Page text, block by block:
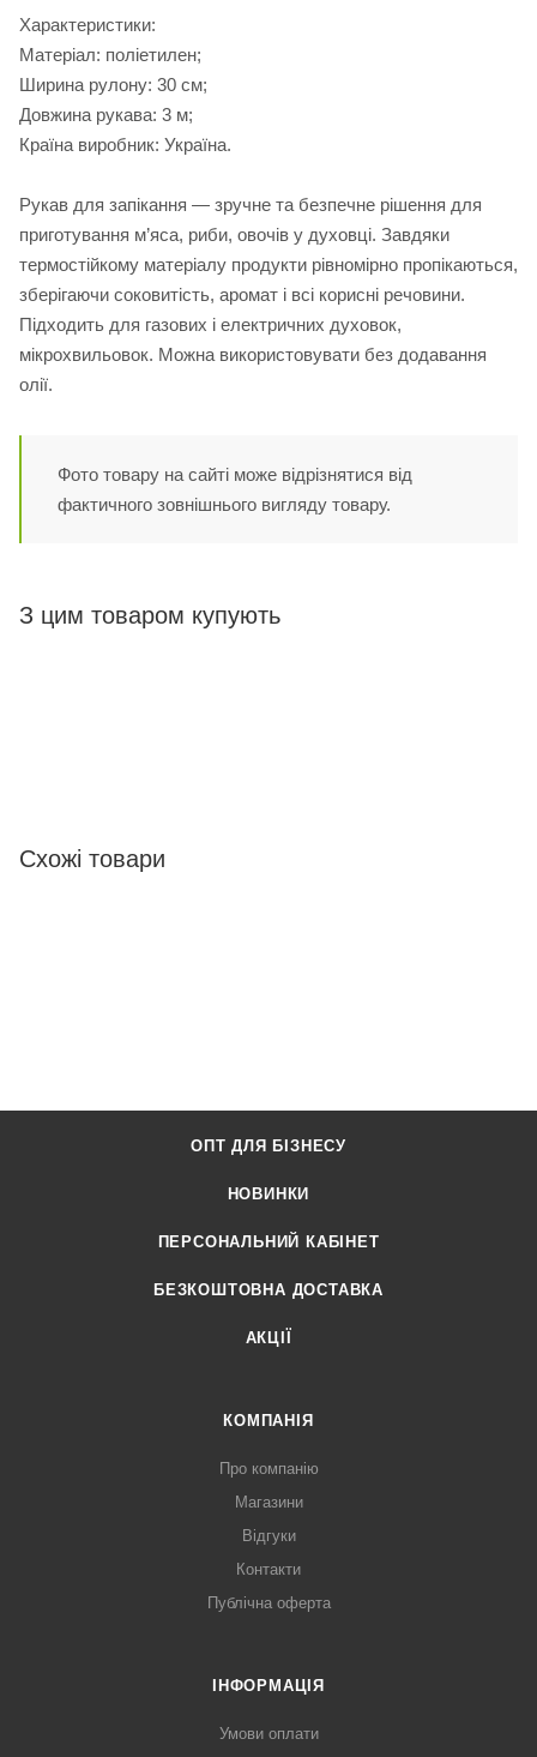
Характеристики:
Матеріал: поліетилен;
Ширина рулону: 30 см;
Довжина рукава: 3 м;
Країна виробник: Україна.
Рукав для запікання — зручне та безпечне рішення для
приготування м’яса, риби, овочів у духовці. Завдяки
термостійкому матеріалу продукти рівномірно пропікаються,
зберігаючи соковитість, аромат і всі корисні речовини.
Підходить для газових і електричних духовок,
мікрохвильовок. Можна використовувати без додавання
олії.
Фото товару на сайті може відрізнятися від
фактичного зовнішнього вигляду товару.
З цим товаром купують
Схожі товари
ОПТ ДЛЯ БІЗНЕСУ
НОВИНКИ
ПЕРСОНАЛЬНИЙ КАБІНЕТ
БЕЗКОШТОВНА ДОСТАВКА
АКЦІЇ
КОМПАНІЯ
Про компанію
Магазини
Відгуки
Контакти
Публічна оферта
ІНФОРМАЦІЯ
Умови оплати